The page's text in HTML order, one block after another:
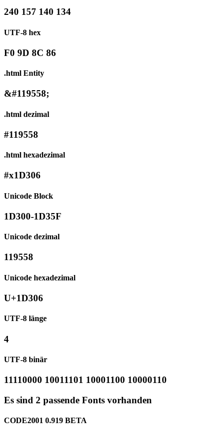
240 157 140 134
UTF-8 hex
F0 9D 8C 86
.html Entity
&#119558;
.html dezimal
#119558
.html hexadezimal
#x1D306
Unicode Block
1D300-1D35F
Unicode dezimal
119558
Unicode hexadezimal
U+1D306
UTF-8 länge
4
UTF-8 binär
11110000 10011101 10001100 10000110
Es sind 2 passende Fonts vorhanden
CODE2001 0.919 BETA